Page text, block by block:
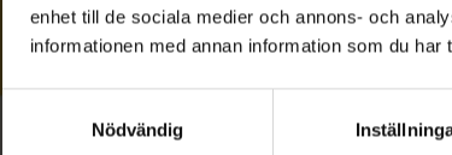
enhet till de sociala medier och annons- och
informationen med annan information som du
Samtyckesval
Nödvändig